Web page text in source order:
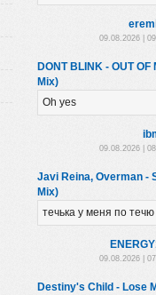
09.08.2026 |
DONT BLINK - OUT
Mix)
Oh yes
09.08.2026 |
Javi Reina, Overman -
Mix)
течька у меня по течю
09.08.2026 |
Destiny's Child - Lose